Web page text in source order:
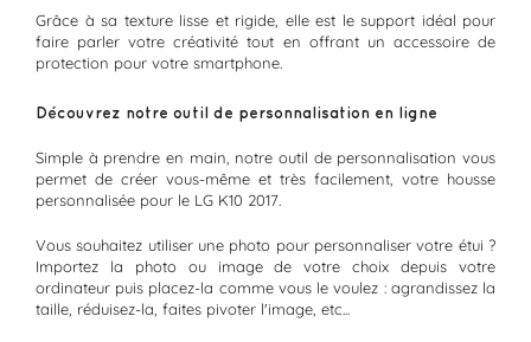
Grâce à sa texture lisse et rigide, elle est le support idéal pour
faire parler votre créativité tout en offrant un accessoire de
protection pour votre smartphone.
Découvrez notre outil de personnalisation en ligne
Simple à prendre en main, notre outil de personnalisation vous
permet de créer vous-même et très facilement, votre housse
personnalisée pour le LG K10 2017.
Vous souhaitez utiliser une photo pour personnaliser votre étui ?
Importez la photo ou image de votre choix depuis votre
ordinateur puis placez-la comme vous le voulez : agrandissez la
taille, réduisez-la, faites pivoter l'image, etc...